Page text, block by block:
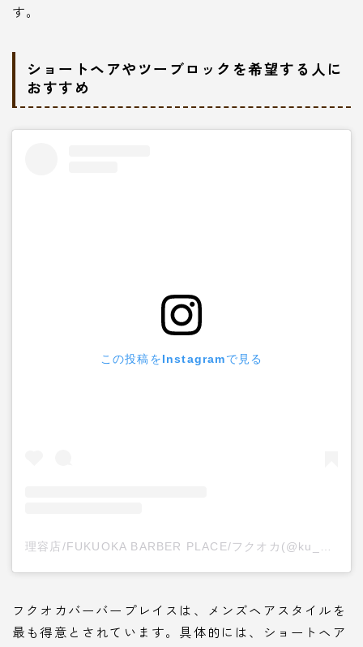
す。
ショートヘアやツーブロックを希望する人に
おすすめ
この投稿をInstagramで見る
フクオカバーバープレイスは、 メンズヘアスタイル を
最も得意とされています。具体的には、ショートヘア